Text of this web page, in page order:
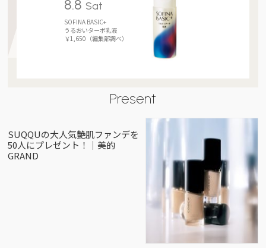
8.8 Sat
SOFINA BASIC+
うるおいターボ乳液
￥1,650（編集部調べ）
Present
SUQQUの大人気艶肌ファンデを
50人にプレゼント！｜美的
GRAND